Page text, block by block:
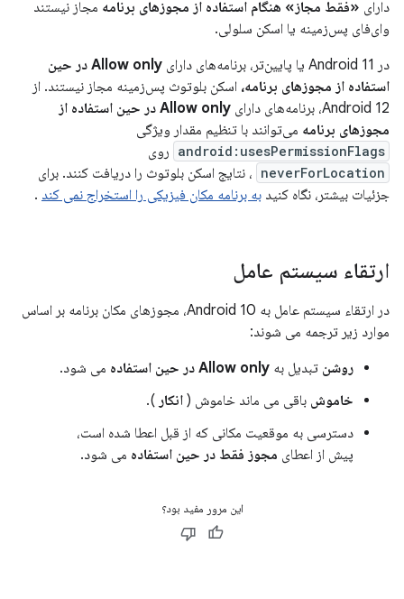
دارای «فقط مجاز» هنگام استفاده از مجوزهای برنامه مجاز نیستند
وای‌فای پس‌زمینه یا اسکن سلولی.
در Android 11 یا پایین‌تر، برنامه‌های دارای
Allow only در حین
استفاده از مجوزهای برنامه، اسکن بلوتوث پس‌زمینه مجاز نیستند. از
Android 12، برنامه‌های دارای
Allow only در حین استفاده از
مجوزهای برنامه می‌توانند با تنظیم مقدار ویژگی
android:usesPermissionFlags روی
neverForLocation ، نتایج اسکن بلوتوث را دریافت کنند. برای
جزئیات بیشتر، نگاه کنید به برنامه مکان فیزیکی را استخراج نمی کند .
ارتقاء سیستم عامل
در ارتقاء سیستم عامل به Android 10، مجوزهای مکان برنامه بر اساس
موارد زیر ترجمه می شوند:
روشن تبدیل به Allow only در حین استفاده
می شود.
خاموش باقی می ماند خاموش ( انکار ).
دسترسی به موقعیت مکانی که از قبل اعطا شده است،
پیش از اعطای مجوز فقط در حین استفاده می شود.
این مرور مفید بود؟